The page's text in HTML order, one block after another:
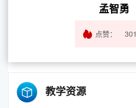
孟智勇
点赞： 301
教学资源